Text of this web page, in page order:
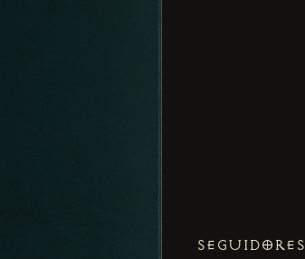
SEGUIDORES